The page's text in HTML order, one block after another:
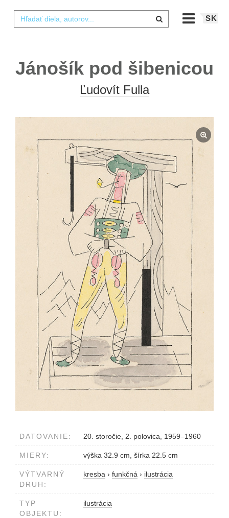
SK
Jánošík pod šibenicou
Ľudovít Fulla
DATOVANIE: 20. storočie, 2. polovica, 1959–1960
MIERY: výška 32.9 cm, šírka 22.5 cm
VÝTVARNÝ
DRUH:
kresba › funkčná › ilustrácia
TYP
OBJEKTU:
ilustrácia